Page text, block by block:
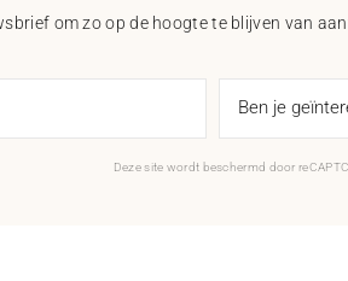
om zo op de hoogte te blijven van
Deze site wordt beschermd door